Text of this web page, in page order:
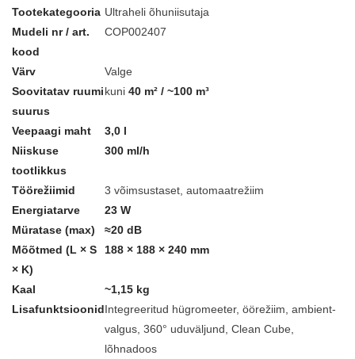
Tootekategooria Ultraheli õhuniisutaja
Mudeli nr / art.
kood
COP002407
Värv
Valge
Soovitatav ruumi
suurus
kuni 40 m² / ~100 m³
Veepaagi maht
3,0 l
Niiskuse
tootlikkus
300 ml/h
Töörežiimid
3 võimsustaset, automaatrežiim
Energiatarve
23 W
Müratase (max)
≈20 dB
Mõõtmed (L × S
× K)
188 × 188 × 240 mm
Kaal
~1,15 kg
LisafunktsioonidIntegreeritud hügromeeter, öörežiim, ambient-
valgus, 360° uduväljund, Clean Cube,
lõhnadoos